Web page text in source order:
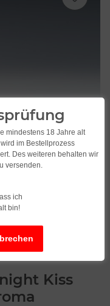
Kiss
mindestens 18 Jahre alt
im Bestellprozess
Des weiteren behalten wir
versenden.
ich
bin!